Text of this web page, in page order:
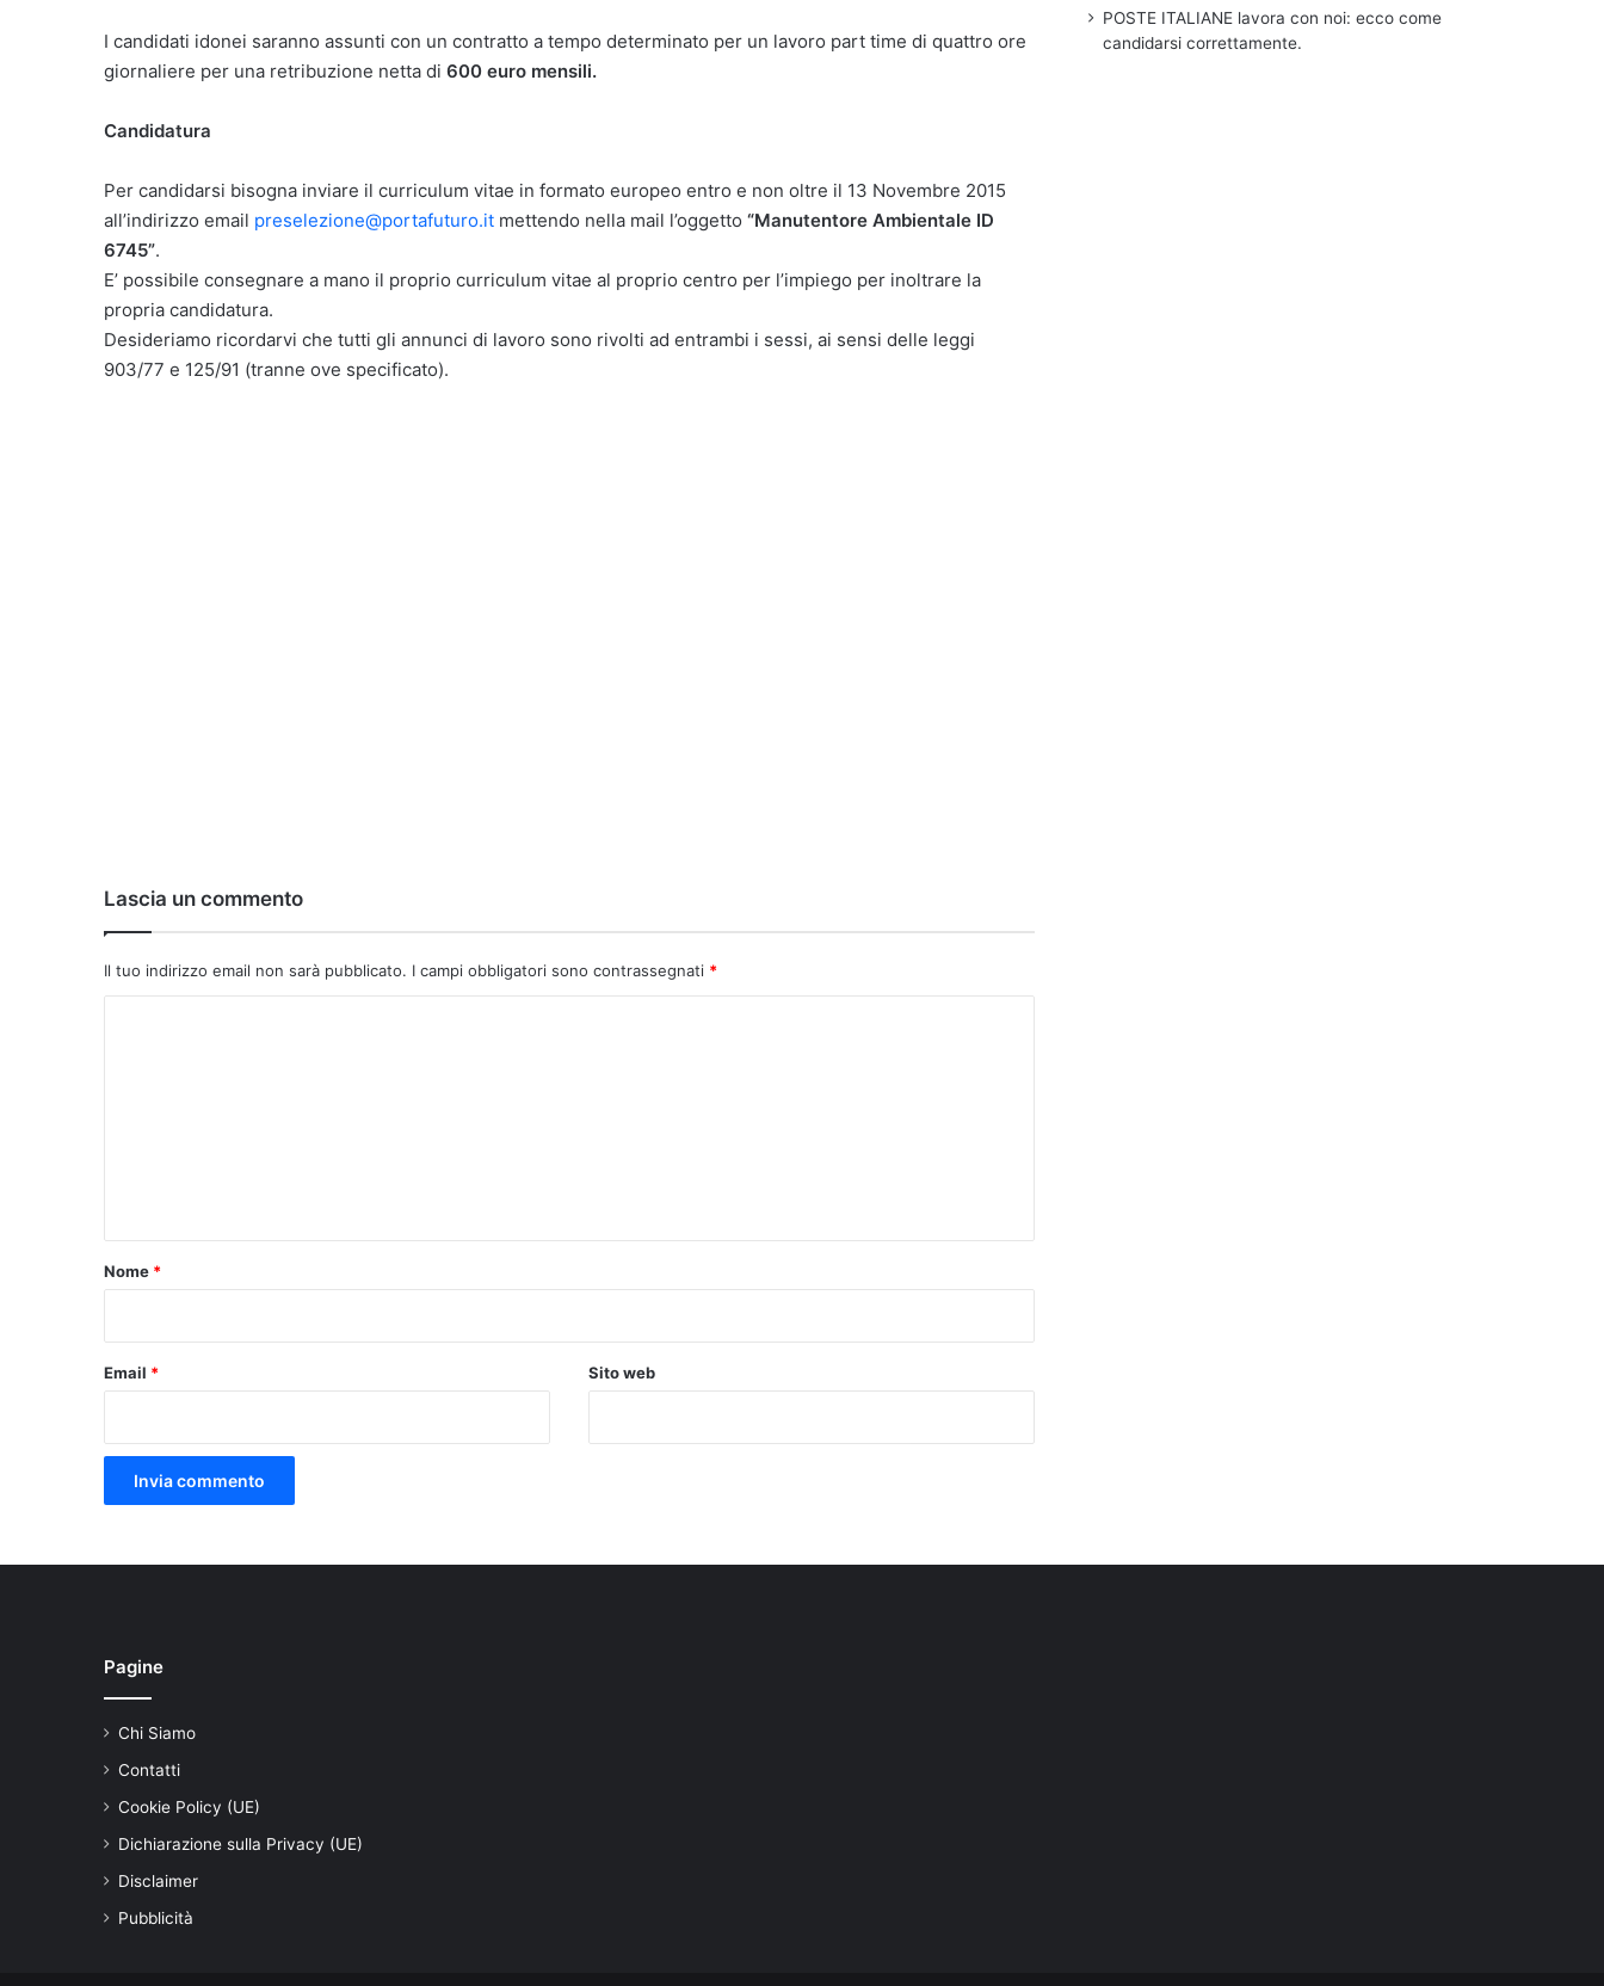
I candidati idonei saranno assunti con un contratto a tempo determinato per un lavoro part time di quattro ore
giornaliere per una retribuzione netta di 600 euro mensili.
Candidatura
Per candidarsi bisogna inviare il curriculum vitae in formato europeo entro e non oltre il 13 Novembre 2015
all’indirizzo email preselezione@portafuturo.it mettendo nella mail l’oggetto “Manutentore Ambientale ID
6745”.
E’ possibile consegnare a mano il proprio curriculum vitae al proprio centro per l’impiego per inoltrare la
propria candidatura.
Desideriamo ricordarvi che tutti gli annunci di lavoro sono rivolti ad entrambi i sessi, ai sensi delle leggi
903/77 e 125/91 (tranne ove specificato).
Lascia un commento
Il tuo indirizzo email non sarà pubblicato. I campi obbligatori sono contrassegnati *
o
Nome *
Email * Sito web
POSTE ITALIANE lavora con noi: ecco come
candidarsi correttamente.
Pagine
Chi Siamo
Contatti
Cookie Policy (UE)
Dichiarazione sulla Privacy (UE)
Disclaimer
Pubblicità